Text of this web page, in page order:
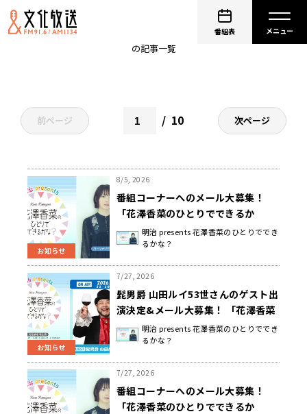
番組表
花澤香菜のひとりでできるかな？
の記事一覧
前ページ 10 次ページ
お知らせ
8/5, 2026
番組コーナーへのメール大募集！
「花澤香菜のひとりでできるか
な？」明治 presents 花澤香菜のひとりででき
るかな？
お知らせ
7/27, 2026
髭男爵 山田ルイ53世さんのゲスト出
演決定&メール大募集！ 「花澤香菜
のひとりでできるかな？」
明治 presents 花澤香菜のひとりででき
るかな？
7/27, 2026
番組コーナーへのメール大募集！
「花澤香菜のひとりでできるか